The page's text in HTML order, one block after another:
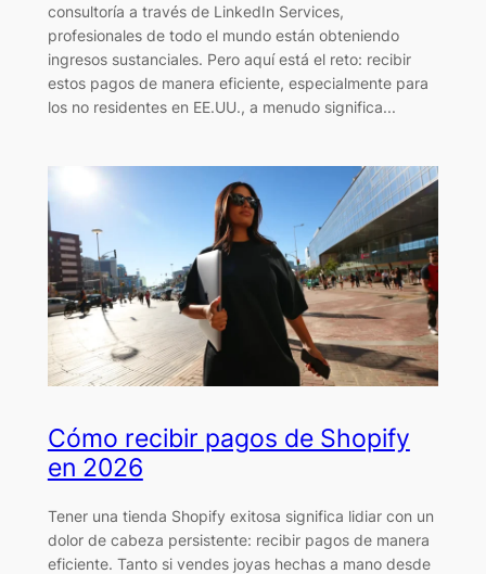
consultoría a través de LinkedIn Services,
profesionales de todo el mundo están obteniendo
ingresos sustanciales. Pero aquí está el reto: recibir
estos pagos de manera eficiente, especialmente para
los no residentes en EE.UU., a menudo significa...
Cómo recibir pagos de Shopify
en 2026
Tener una tienda Shopify exitosa significa lidiar con un
dolor de cabeza persistente: recibir pagos de manera
eficiente. Tanto si vendes joyas hechas a mano desde